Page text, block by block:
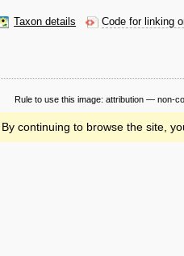
Taxon details Code for linking
Rule to use this image: attribution — non-
continuing to browse the site,